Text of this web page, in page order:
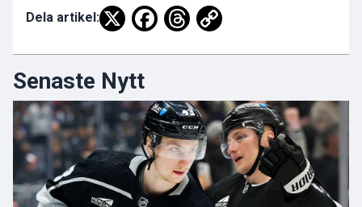
Dela artikel:
Senaste Nytt